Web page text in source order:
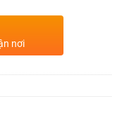
nơi